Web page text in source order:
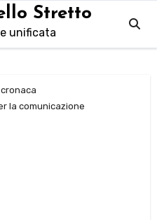
Stretto
unificata
cronaca
la comunicazione